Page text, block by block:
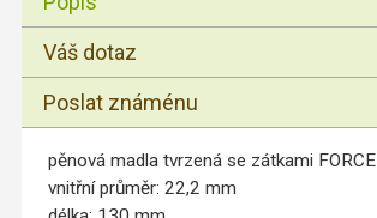
Váš dotaz
Poslat známénu
pěnová madla tvrzená se zátkami FORCE
vnitřní průměr: 22,2 mm